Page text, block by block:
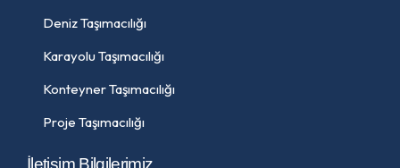
Deniz Taşımacılığı
Karayolu Taşımacılığı
Konteyner Taşımacılığı
Proje Taşımacılığı
İletişim Bilgilerimiz